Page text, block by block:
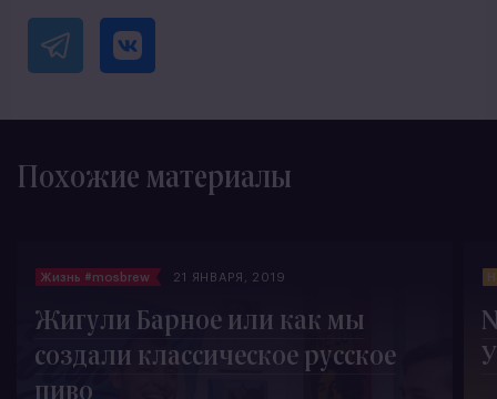
Похожие материалы
Жизнь #mosbrew 21 ЯНВАРЯ, 2019
Жигули Барное или как мы
создали классическое русское
пиво